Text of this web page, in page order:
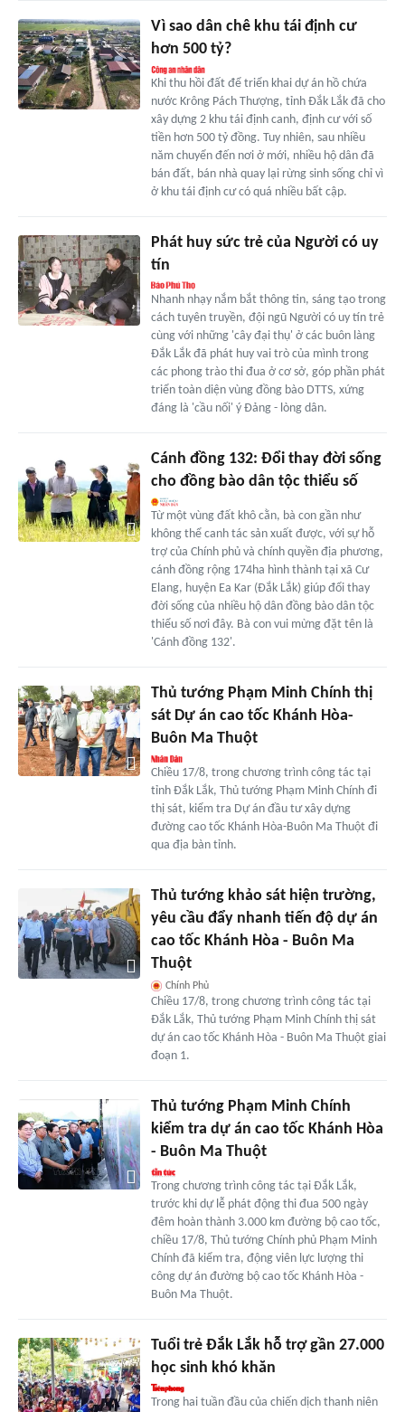
Vì sao dân chê khu tái định cư
hơn 500 tỷ?
Khi thu hồi đất để triển khai dự án hồ chứa
nước Krông Pách Thượng, tỉnh Đắk Lắk đã cho
xây dựng 2 khu tái định canh, định cư với số
tiền hơn 500 tỷ đồng. Tuy nhiên, sau nhiều
năm chuyển đến nơi ở mới, nhiều hộ dân đã
bán đất, bán nhà quay lại rừng sinh sống chỉ vì
ở khu tái định cư có quá nhiều bất cập.
Phát huy sức trẻ của Người có uy
tín
Nhanh nhạy nắm bắt thông tin, sáng tạo trong
cách tuyên truyền, đội ngũ Người có uy tín trẻ
cùng với những 'cây đại thụ' ở các buôn làng
Đắk Lắk đã phát huy vai trò của mình trong
các phong trào thi đua ở cơ sở, góp phần phát
triển toàn diện vùng đồng bào DTTS, xứng
đáng là 'cầu nối' ý Đảng - lòng dân.
Cánh đồng 132: Đổi thay đời sống
cho đồng bào dân tộc thiểu số
Từ một vùng đất khô cằn, bà con gần như
không thể canh tác sản xuất được, với sự hỗ
trợ của Chính phủ và chính quyền địa phương,
cánh đồng rộng 174ha hình thành tại xã Cư
Elang, huyện Ea Kar (Đắk Lắk) giúp đổi thay
đời sống của nhiều hộ dân đồng bào dân tộc
thiểu số nơi đây. Bà con vui mừng đặt tên là
'Cánh đồng 132'.
Thủ tướng Phạm Minh Chính thị
sát Dự án cao tốc Khánh Hòa-
Buôn Ma Thuột
Chiều 17/8, trong chương trình công tác tại
tỉnh Đắk Lắk, Thủ tướng Phạm Minh Chính đi
thị sát, kiểm tra Dự án đầu tư xây dựng
đường cao tốc Khánh Hòa-Buôn Ma Thuột đi
qua địa bàn tỉnh.
Thủ tướng khảo sát hiện trường,
yêu cầu đẩy nhanh tiến độ dự án
cao tốc Khánh Hòa - Buôn Ma
Thuột
Chính Phủ
Chiều 17/8, trong chương trình công tác tại
Đắk Lắk, Thủ tướng Phạm Minh Chính thị sát
dự án cao tốc Khánh Hòa - Buôn Ma Thuột giai
đoạn 1.
Thủ tướng Phạm Minh Chính
kiểm tra dự án cao tốc Khánh Hòa
- Buôn Ma Thuột
Trong chương trình công tác tại Đắk Lắk,
trước khi dự lễ phát động thi đua 500 ngày
đêm hoàn thành 3.000 km đường bộ cao tốc,
chiều 17/8, Thủ tướng Chính phủ Phạm Minh
Chính đã kiểm tra, động viên lực lượng thi
công dự án đường bộ cao tốc Khánh Hòa -
Buôn Ma Thuột.
Tuổi trẻ Đắk Lắk hỗ trợ gần 27.000
học sinh khó khăn
Trong hai tuần đầu của chiến dịch thanh niên